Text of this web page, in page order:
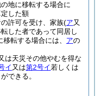
地に移転する場合に
した額
許可を受け、家族(ア又
した者であって同居し
移転する場合には、 アの
は天災その他やむを得な
イ 又は第2号イ若しくは
できる。